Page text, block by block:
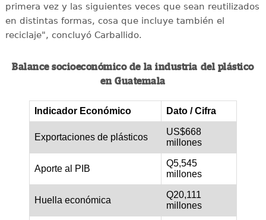
primera vez y las siguientes veces que sean reutilizados
en distintas formas, cosa que incluye también el
reciclaje", concluyó Carballido.
Balance socioeconómico de la industria del plástico
en Guatemala
Indicador Económico Dato / Cifra
Exportaciones de plásticos
US$668
millones
Aporte al PIB
Q5,545
millones
Huella económica
Q20,111
millones